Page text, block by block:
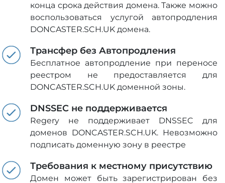
конца срока действия домена. Также можно
воспользоваться услугой автопродления
DONCASTER.SCH.UK домена.
Трансфер без Автопродления
Бесплатное автопродление при переносе
реестром не предоставляется для
DONCASTER.SCH.UK доменной зоны.
DNSSEC не поддерживается
Regery не поддерживает DNSSEC для
доменов DONCASTER.SCH.UK. Невозможно
подписать доменную зону в реестре
Требования к местному присутствию
Домен может быть зарегистрирован без